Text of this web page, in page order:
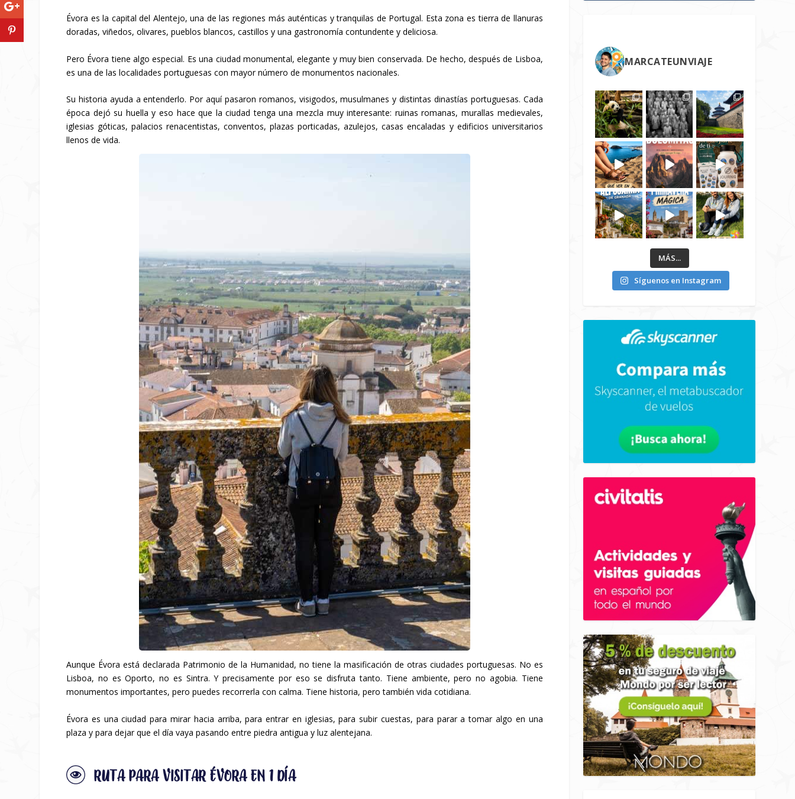
Évora es la capital del Alentejo, una de las regiones más auténticas y tranquilas de Portugal. Esta zona es tierra de llanuras
doradas, viñedos, olivares, pueblos blancos, castillos y una gastronomía contundente y deliciosa.
Pero Évora tiene algo especial. Es una ciudad monumental, elegante y muy bien conservada. De hecho, después de Lisboa,
es una de las localidades portuguesas con mayor número de monumentos nacionales.
Su historia ayuda a entenderlo. Por aquí pasaron romanos, visigodos, musulmanes y distintas dinastías portuguesas. Cada
época dejó su huella y eso hace que la ciudad tenga una mezcla muy interesante: ruinas romanas, murallas medievales,
iglesias góticas, palacios renacentistas, conventos, plazas porticadas, azulejos, casas encaladas y edificios universitarios
llenos de vida.
Aunque Évora está declarada Patrimonio de la Humanidad, no tiene la masificación de otras ciudades portuguesas. No es
Lisboa, no es Oporto, no es Sintra. Y precisamente por eso se disfruta tanto. Tiene ambiente, pero no agobia. Tiene
monumentos importantes, pero puedes recorrerla con calma. Tiene historia, pero también vida cotidiana.
Évora es una ciudad para mirar hacia arriba, para entrar en iglesias, para subir cuestas, para parar a tomar algo en una
plaza y para dejar que el día vaya pasando entre piedra antigua y luz alentejana.
RUTA PARA VISITAR ÉVORA EN 1 DÍA
MARCATEUNVIAJE
MÁS...
Síguenos en Instagram